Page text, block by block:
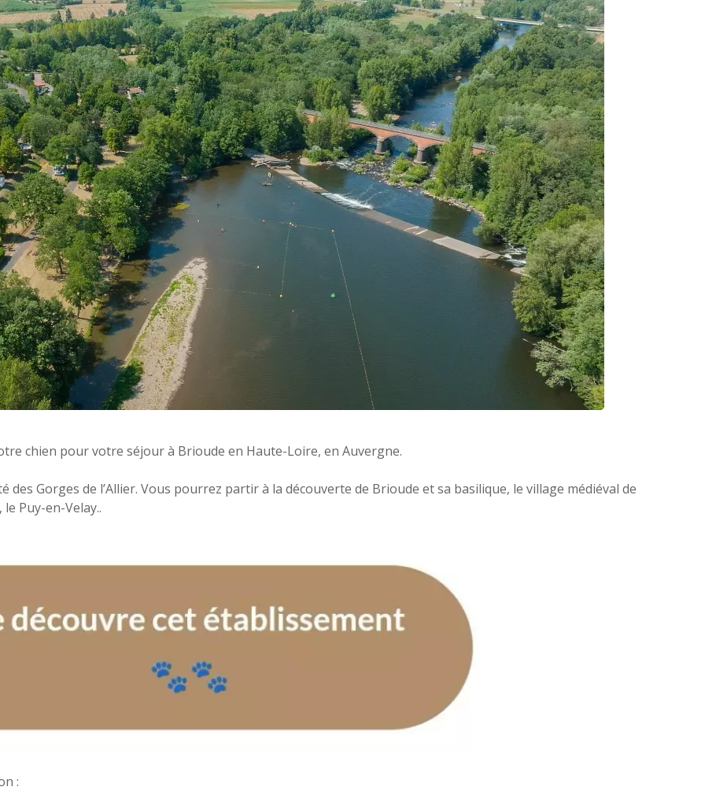
chien pour votre séjour à Brioude en Haute-Loire, en Auvergne.
Gorges de l’Allier. Vous pourrez partir à la découverte de Brioude et sa basilique, le village médiéval de
Puy-en-Velay..
: